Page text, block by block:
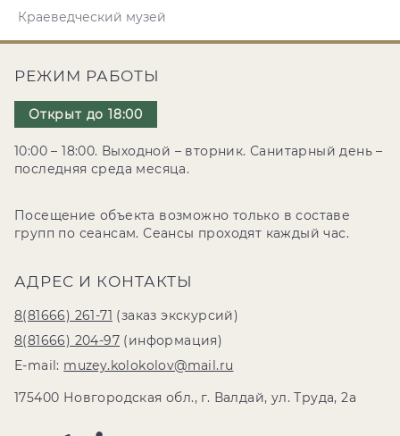
Краеведческий музей
РЕЖИМ РАБОТЫ
Открыт до 18:00
10:00 – 18:00. Выходной – вторник. Санитарный день –
последняя среда месяца.
Посещение объекта возможно только в составе
групп по сеансам. Сеансы проходят каждый час.
АДРЕС И КОНТАКТЫ
8(81666) 261-71 (заказ экскурсий)
8(81666) 204-97 (информация)
E-mail: muzey.kolokolov@mail.ru
175400 Новгородская обл., г. Валдай, ул. Труда, 2а